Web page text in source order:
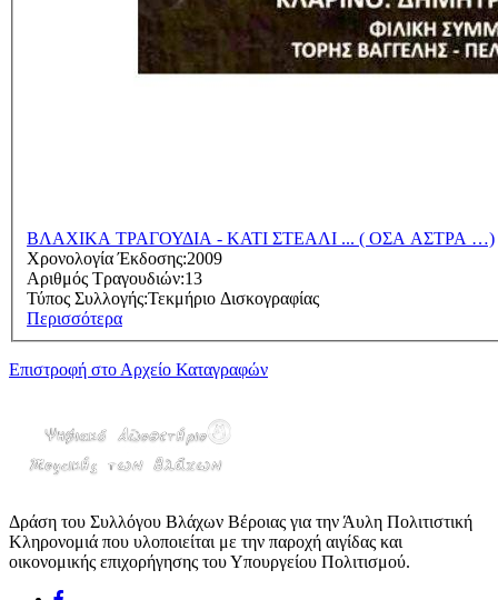
ΒΛΑΧΙΚΑ ΤΡΑΓΟΥΔΙΑ - ΚΑΤΙ ΣΤΕΑΛΙ ... ( ΟΣΑ ΑΣΤΡΑ …)
Χρονολογία Έκδοσης:2009
Αριθμός Τραγουδιών:13
Τύπος Συλλογής:Τεκμήριο Δισκογραφίας
Περισσότερα
Επιστροφή στο Αρχείο Καταγραφών
Δράση του Συλλόγου Βλάχων Βέροιας για την Άυλη Πολιτιστική
Κληρονομιά που υλοποιείται με την παροχή αιγίδας και
οικονομικής επιχορήγησης του Υπουργείου Πολιτισμού.